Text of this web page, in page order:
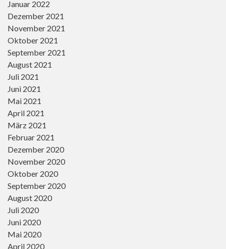
Januar 2022
Dezember 2021
November 2021
Oktober 2021
September 2021
August 2021
Juli 2021
Juni 2021
Mai 2021
April 2021
März 2021
Februar 2021
Dezember 2020
November 2020
Oktober 2020
September 2020
August 2020
Juli 2020
Juni 2020
Mai 2020
April 2020